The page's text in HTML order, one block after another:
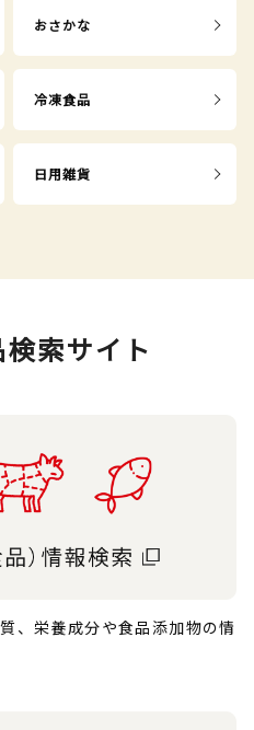
おさかな
冷凍食品
日用雑貨
索サイト
、栄養成分や食品添加物の情